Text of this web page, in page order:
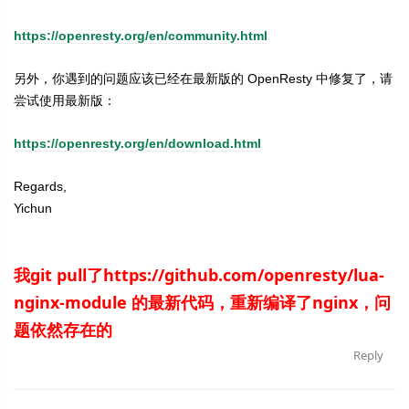
https://openresty.org/en/community.html
另外，你遇到的问题应该已经在最新版的 OpenResty 中修复了，请
尝试使用最新版：
https://openresty.org/en/download.html
Regards,
Yichun
我git pull了https://github.com/openresty/lua-
nginx-module 的最新代码，重新编译了nginx，问
题依然存在的
Reply